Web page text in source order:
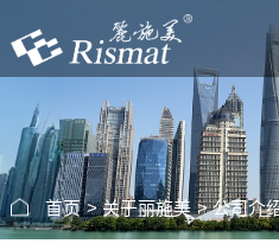
首页 > 关于丽施美 > 公司介